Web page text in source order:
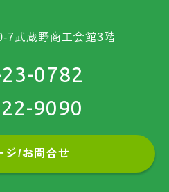
7武蔵野商工会館3階
0782
9090
ジ/お問合せ